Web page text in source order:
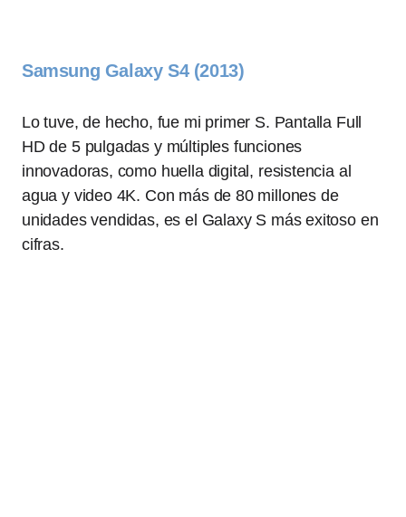
Samsung Galaxy S4 (2013)
Lo tuve, de hecho, fue mi primer S. Pantalla Full
HD de 5 pulgadas y múltiples funciones
innovadoras, como huella digital, resistencia al
agua y video 4K. Con más de 80 millones de
unidades vendidas, es el Galaxy S más exitoso en
cifras.